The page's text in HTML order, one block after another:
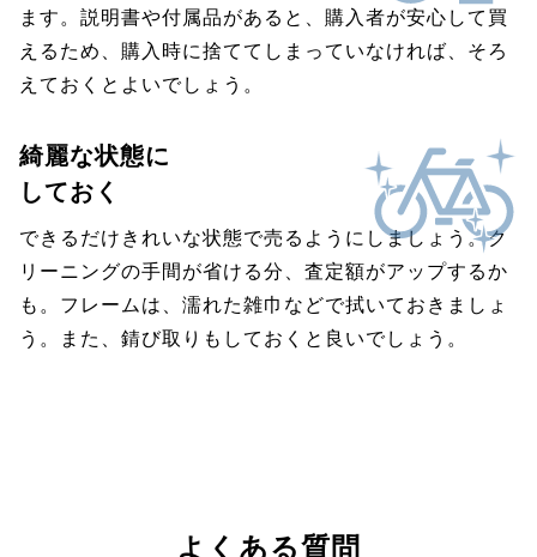
ます。説明書や付属品があると、購入者が安心して買
えるため、購入時に捨ててしまっていなければ、そろ
えておくとよいでしょう。
綺麗な状態に
しておく
できるだけきれいな状態で売るようにしましょう。ク
リーニングの手間が省ける分、査定額がアップするか
も。フレームは、濡れた雑巾などで拭いておきましょ
う。また、錆び取りもしておくと良いでしょう。
よくある質問